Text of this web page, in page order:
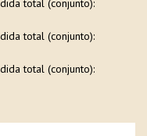
total (conjunto):
total (conjunto):
total (conjunto):